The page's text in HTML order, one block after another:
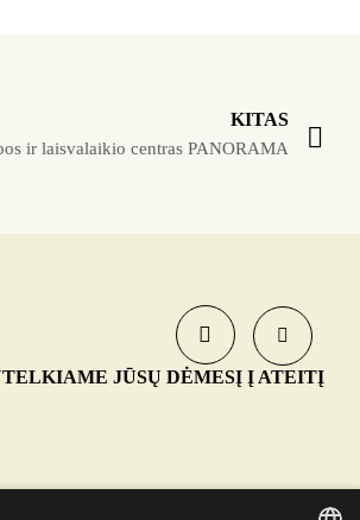
KITAS
ir laisvalaikio centras PANORAMA
JŪSŲ DĖMESĮ Į ATEITĮ